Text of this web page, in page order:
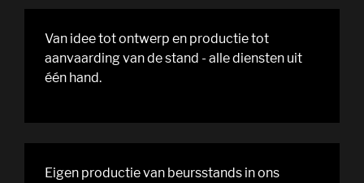
Van idee tot ontwerp en productie tot
aanvaarding van de stand - alle diensten uit
één hand.
Eigen productie van beursstands in ons